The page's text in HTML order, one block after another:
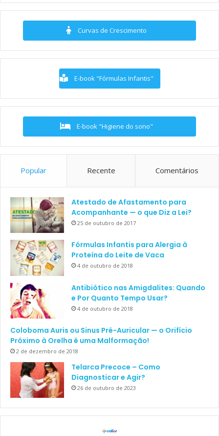
Curvas de Crescimento
E-book "Fórmulas Infantis"
E-book "Higiene do sono"
Popular Recente Comentários
Atestado de Afastamento para
Acompanhante — o que Diz a Lei?
25 de outubro de 2017
Fórmulas Infantis para Alergia à
Proteína do Leite de Vaca
4 de outubro de 2018
Antibiótico nas Amigdalites: Quando
e Por Quanto Tempo Usar?
4 de outubro de 2018
Coloboma Auris ou Sinus Pré-Auricular — o Orifício
Próximo à Orelha é uma Malformação!
2 de dezembro de 2018
Telarca Precoce – Como
Diagnosticar e Agir?
26 de outubro de 2023